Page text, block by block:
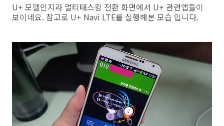
U+ 모델인지라 멀티태스킹 전환 화면에서 U+ 관련앱들이
보이네요. 참고로 U+ Navi LTE를 실행해본 모습 입니다.